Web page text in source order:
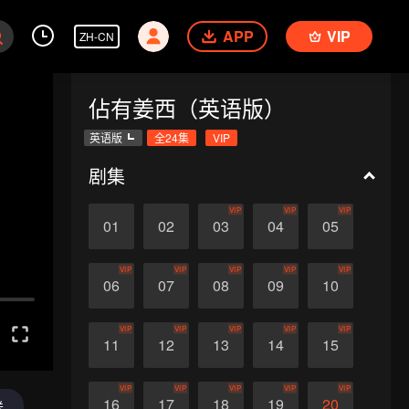
ZH-CN APP VIP
佔有姜西（英语版）
英语版 全24集 VIP
剧集
01 02 03
VIP
04
VIP
05
VIP
06
VIP
07
VIP
08
VIP
09
VIP
10
VIP
11
VIP
12
VIP
13
VIP
14
VIP
15
VIP
16
VIP
17
VIP
18
VIP
19
VIP
20
VIP